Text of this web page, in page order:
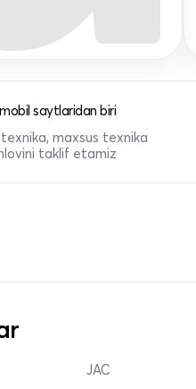
saytlaridan biri
maxsus texnika
taklif etamiz
JAC